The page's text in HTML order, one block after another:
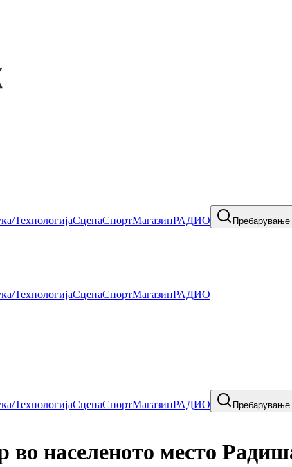
ТехнологијаСценаСпортМагазинРАДИО Пребарување
ТехнологијаСценаСпортМагазинРАДИО
ТехнологијаСценаСпортМагазинРАДИО Пребарување
во населеното место